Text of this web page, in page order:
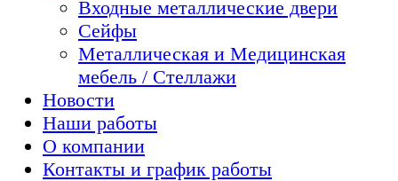
Входные металлические двери
Сейфы
Металлическая и Медицинская
мебель / Стеллажи
Новости
Наши работы
О компании
Контакты и график работы